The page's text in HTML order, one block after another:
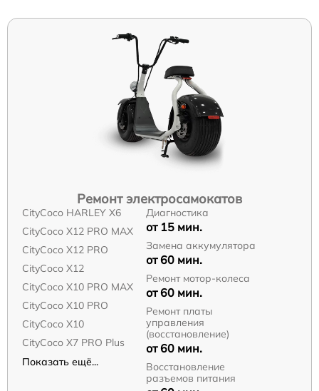
Ремонт электросамокатов
CityCoco HARLEY X6
CityCoco X12 PRO MAX
CityCoco X12 PRO
CityCoco X12
CityCoco X10 PRO MAX
CityCoco X10 PRO
CityCoco X10
CityCoco X7 PRO Plus
Показать ещё...
Диагностика
от 15 мин.
Замена аккумулятора
от 60 мин.
Ремонт мотор-колеса
от 60 мин.
Ремонт платы
управления
(восстановление)
от 60 мин.
Восстановление
разъемов питания